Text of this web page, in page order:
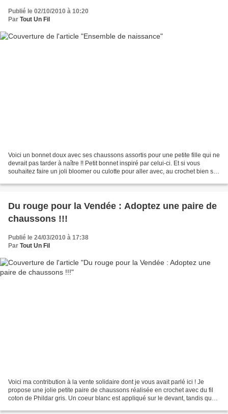
Publié le 02/10/2010 à 10:20
Par Tout Un Fil
Voici un bonnet doux avec ses chaussons assortis pour une petite fille qui ne
devrait pas tarder à naître !! Petit bonnet inspiré par celui-ci. Et si vous
souhaitez faire un joli bloomer ou culotte pour aller avec, au crochet bien sûr,
Du rouge pour la Vendée : Adoptez une paire de
chaussons !!!
Publié le 24/03/2010 à 17:38
Par Tout Un Fil
Voici ma contribution à la vente solidaire dont je vous avait parlé ici ! Je
propose une jolie petite paire de chaussons réalisée en crochet avec du fil
coton de Phildar gris. Un coeur blanc est appliqué sur le devant, tandis que